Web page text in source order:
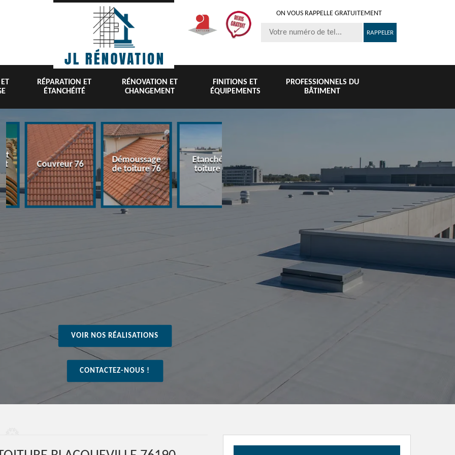
ON VOUS RAPPELLE GRATUITEMENT
RÉPARATION ET
ÉTANCHÉITÉ
RÉNOVATION ET
CHANGEMENT
FINITIONS ET
ÉQUIPEMENTS
PROFESSIONNELS DU
BÂTIMENT
Couvreur 76
Démoussage
de toiture 76
Etanchéité
toiture 76
Nettoyage et
pose de
gouttière 76
tuile et
76
VOIR NOS RÉALISATIONS
CONTACTEZ-NOUS !